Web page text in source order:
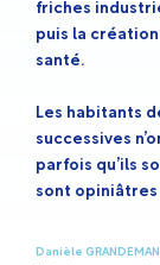
friches
puis la
santé.
Les habitants
successives
parfois qu’ils
sont opiniâtres
Danièle